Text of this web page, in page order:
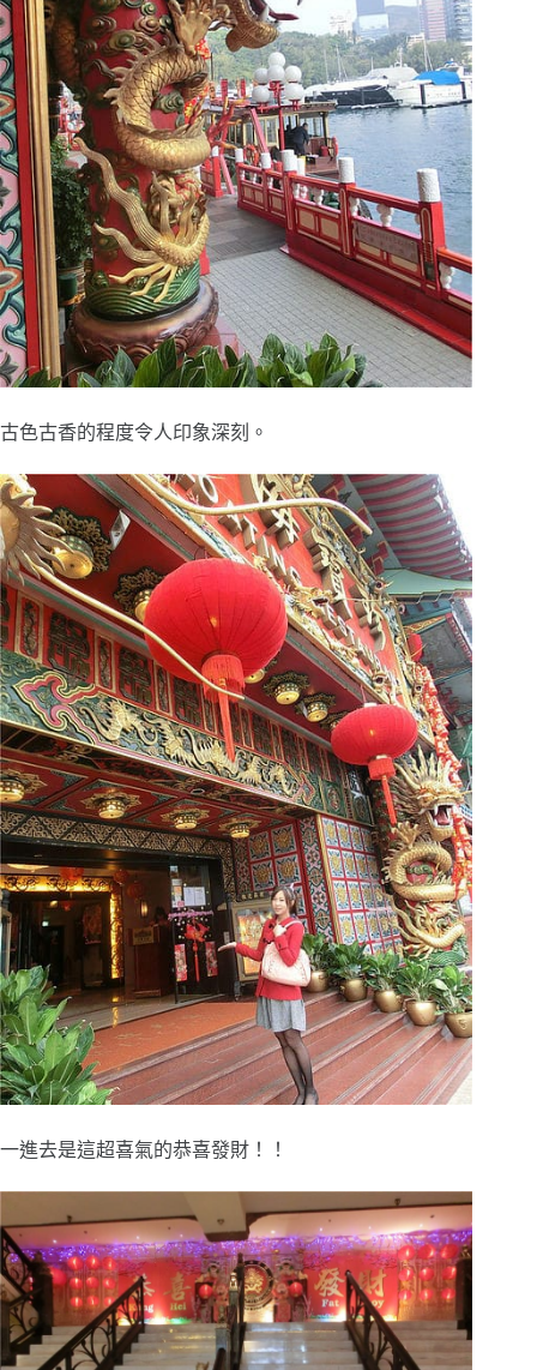
古色古香的程度令人印象深刻。
一進去是這超喜氣的恭喜發財！！